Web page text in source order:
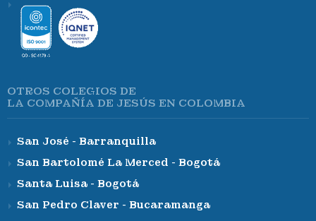
OTROS COLEGIOS DE
LA COMPAÑÍA DE JESÚS EN COLOMBIA
San José - Barranquilla
San Bartolomé La Merced - Bogotá
Santa Luisa - Bogotá
San Pedro Claver - Bucaramanga